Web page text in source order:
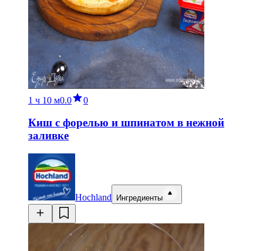
1 ч 10 м0.0 0
Киш с форелью и шпинатом в нежной
заливке
Hochland Ингредиенты